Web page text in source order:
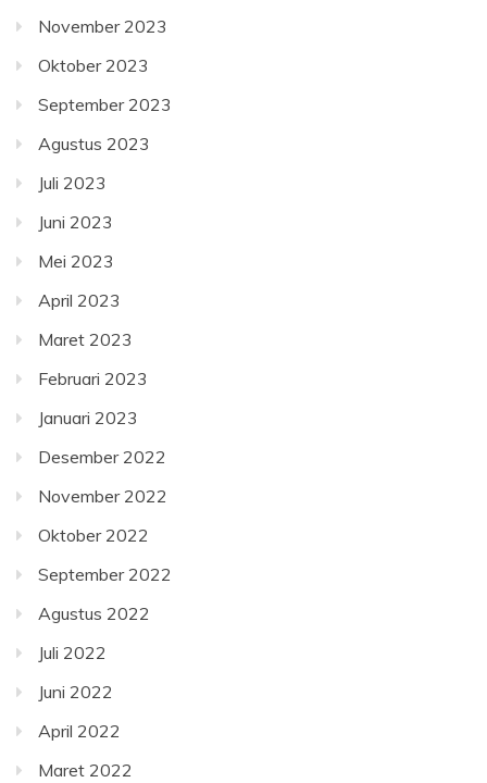
November 2023
Oktober 2023
September 2023
Agustus 2023
Juli 2023
Juni 2023
Mei 2023
April 2023
Maret 2023
Februari 2023
Januari 2023
Desember 2022
November 2022
Oktober 2022
September 2022
Agustus 2022
Juli 2022
Juni 2022
April 2022
Maret 2022